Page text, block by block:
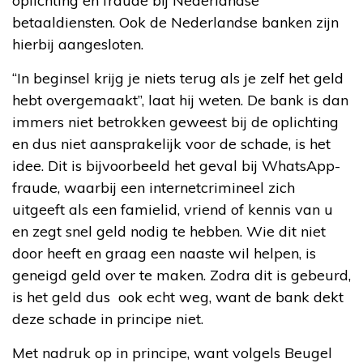
betaaldiensten. Ook de Nederlandse banken zijn
hierbij aangesloten.
“In beginsel krijg je niets terug als je zelf het geld
hebt overgemaakt”, laat hij weten. De bank is dan
immers niet betrokken geweest bij de oplichting
en dus niet aansprakelijk voor de schade, is het
idee. Dit is bijvoorbeeld het geval bij WhatsApp-
fraude, waarbij een internetcrimineel zich
uitgeeft als een famielid, vriend of kennis van u
en zegt snel geld nodig te hebben. Wie dit niet
door heeft en graag een naaste wil helpen, is
geneigd geld over te maken. Zodra dit is gebeurd,
is het geld dus ook echt weg, want de bank dekt
deze schade in principe niet.
Met nadruk op in principe, want volgels Beugel